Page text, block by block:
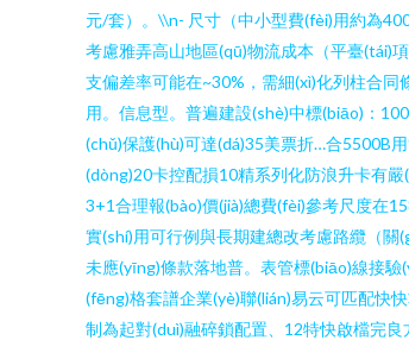
元/套）。\\n- 尺寸（中小型費(fèi)用約為
考慮雅弄高山地區(qū)物流成本（平臺(tái)
支偏差率可能在~30%，需細(xì)化列柱合同
用。信息型。普遍建設(shè)中標(biāo)：
(chǔ)保護(hù)可達(dá)35美票折…合5500B
(dòng)20卡控配損10精系列化防浪升卡有
3+1合理報(bào)價(jià)總費(fèi)參考尺度在
實(shí)用可行例與長期建總改考慮路纜（
未應(yīng)條款落地普。表管標(biāo)線接
(fēng)格套譜企業(yè)聯(lián)易云可匹配快
制為起對(duì)融碎鎖配置、12特快啟檔完